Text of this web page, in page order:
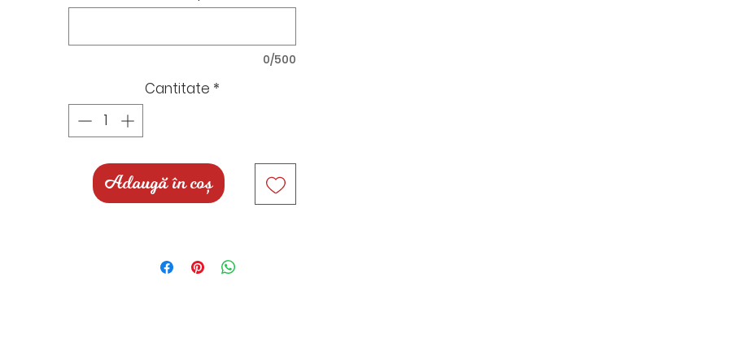
(de exemplu: ne poți trimite o poză după care să
Prețul cuprinde următoarele elemente:
- formă dantelată
Pentru comenzi personalizate cu modele/tematică
diferită te rugăm să ne scrii un mesaj în chat, pe mail,
0/500
Cantitate *
Adaugă în coș